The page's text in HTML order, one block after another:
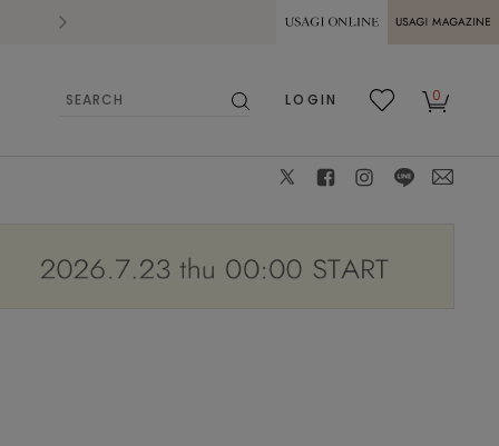
熊本県熊本地方を震源とする地震の影響に
MAGAZINE
LOGIN
0